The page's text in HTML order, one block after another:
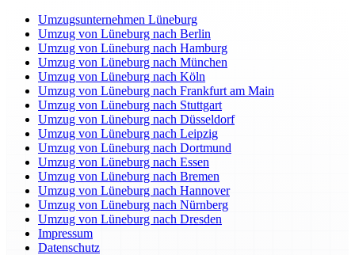
Umzugsunternehmen Lüneburg
Umzug von Lüneburg nach Berlin
Umzug von Lüneburg nach Hamburg
Umzug von Lüneburg nach München
Umzug von Lüneburg nach Köln
Umzug von Lüneburg nach Frankfurt am Main
Umzug von Lüneburg nach Stuttgart
Umzug von Lüneburg nach Düsseldorf
Umzug von Lüneburg nach Leipzig
Umzug von Lüneburg nach Dortmund
Umzug von Lüneburg nach Essen
Umzug von Lüneburg nach Bremen
Umzug von Lüneburg nach Hannover
Umzug von Lüneburg nach Nürnberg
Umzug von Lüneburg nach Dresden
Impressum
Datenschutz